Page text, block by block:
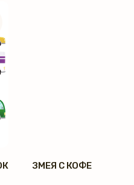
ЗМЕЯ С КОФЕ